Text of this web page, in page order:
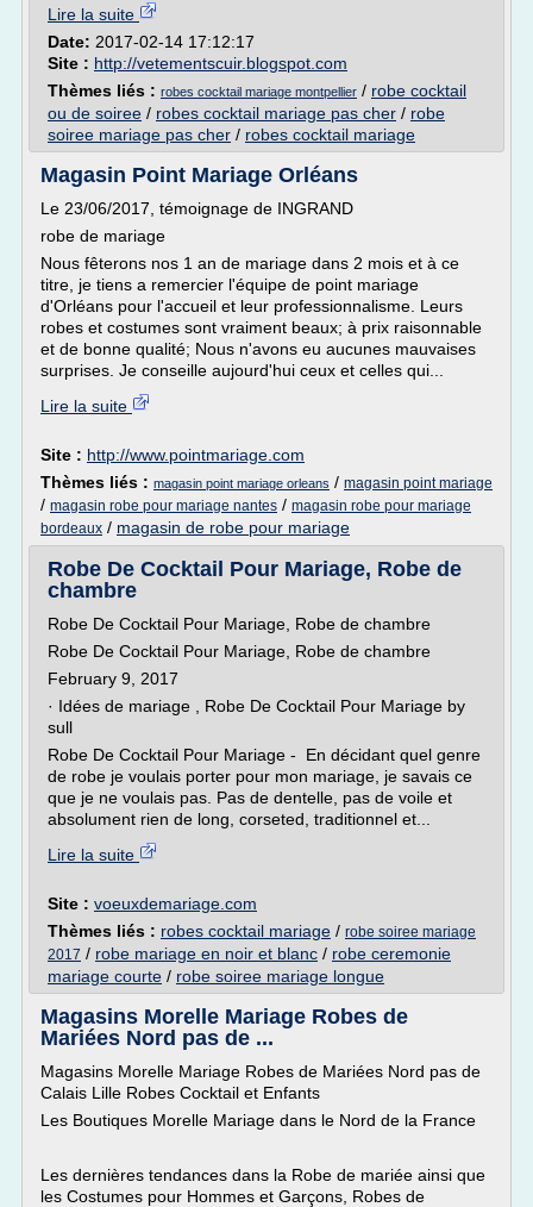
Lire la suite
Date: 2017-02-14 17:12:17
Site : http://vetementscuir.blogspot.com
Thèmes liés : robes cocktail mariage montpellier / robe cocktail
ou de soiree / robes cocktail mariage pas cher / robe
soiree mariage pas cher / robes cocktail mariage
Magasin Point Mariage Orléans
Le 23/06/2017, témoignage de INGRAND
robe de mariage
Nous fêterons nos 1 an de mariage dans 2 mois et à ce
titre, je tiens a remercier l'équipe de point mariage
d'Orléans pour l'accueil et leur professionnalisme. Leurs
robes et costumes sont vraiment beaux; à prix raisonnable
et de bonne qualité; Nous n'avons eu aucunes mauvaises
surprises. Je conseille aujourd'hui ceux et celles qui...
Lire la suite
Site : http://www.pointmariage.com
Thèmes liés : magasin point mariage orleans / magasin point mariage
/ magasin robe pour mariage nantes / magasin robe pour mariage
bordeaux / magasin de robe pour mariage
Robe De Cocktail Pour Mariage, Robe de
chambre
Robe De Cocktail Pour Mariage, Robe de chambre
Robe De Cocktail Pour Mariage, Robe de chambre
February 9, 2017
· Idées de mariage , Robe De Cocktail Pour Mariage by
sull
Robe De Cocktail Pour Mariage - En décidant quel genre
de robe je voulais porter pour mon mariage, je savais ce
que je ne voulais pas. Pas de dentelle, pas de voile et
absolument rien de long, corseted, traditionnel et...
Lire la suite
Site : voeuxdemariage.com
Thèmes liés : robes cocktail mariage / robe soiree mariage
2017 / robe mariage en noir et blanc / robe ceremonie
mariage courte / robe soiree mariage longue
Magasins Morelle Mariage Robes de
Mariées Nord pas de ...
Magasins Morelle Mariage Robes de Mariées Nord pas de
Calais Lille Robes Cocktail et Enfants
Les Boutiques Morelle Mariage dans le Nord de la France
Les dernières tendances dans la Robe de mariée ainsi que
les Costumes pour Hommes et Garçons, Robes de